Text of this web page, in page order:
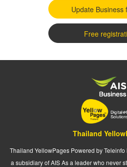
Update Business
Free
Thailand
Thailand YellowPages Powered by
a subsidiary of AIS As a leader who never